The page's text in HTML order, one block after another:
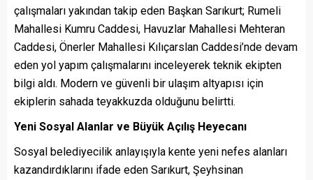
çalışmaları yakından takip eden Başkan Sarıkurt; Rumeli
Mahallesi Kumru Caddesi, Havuzlar Mahallesi Mehteran
Caddesi, Önerler Mahallesi Kılıçarslan Caddesi’nde devam
eden yol yapım çalışmalarını inceleyerek teknik ekipten
bilgi aldı. Modern ve güvenli bir ulaşım altyapısı için
ekiplerin sahada teyakkuzda olduğunu belirtti.
Yeni Sosyal Alanlar ve Büyük Açılış Heyecanı
Sosyal belediyecilik anlayışıyla kente yeni nefes alanları
kazandırdıklarını ifade eden Sarıkurt, Şeyhsinan